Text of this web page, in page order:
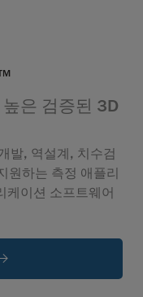
은 검증된 3D
발, 역설계, 치수검
원하는 측정 애플리
케이션 소프트웨어